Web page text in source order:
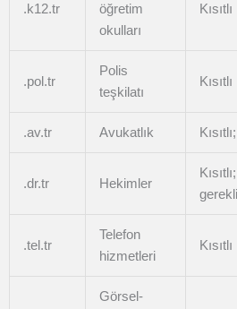
.k12.tr
öğretim
okulları
Kısıtlı
.pol.tr
Polis
teşkilatı
Kısıtlı
.av.tr Avukatlık
.dr.tr Hekimler
.tel.tr
Telefon
hizmetleri
Kısıtlı
Görsel-